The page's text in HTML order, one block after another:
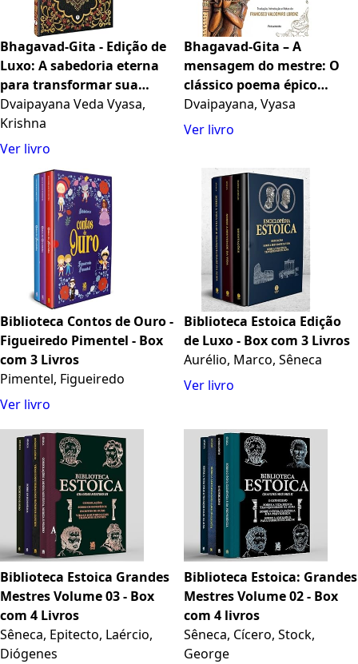
Bhagavad-Gita - Edição de
Luxo: A sabedoria eterna
para transformar sua
mente, espírito e seu
propósito
Dvaipayana Veda Vyasa,
Krishna
Ver livro
Bhagavad-Gita – A
mensagem do mestre: O
clássico poema épico
hindu que traz respostas
para as questões
Dvaipayana, Vyasa
Ver livro
Biblioteca Contos de Ouro -
Figueiredo Pimentel - Box
com 3 Livros
Pimentel, Figueiredo
Ver livro
Biblioteca Estoica Edição
de Luxo - Box com 3 Livros
Aurélio, Marco, Sêneca
Ver livro
Biblioteca Estoica Grandes
Mestres Volume 03 - Box
com 4 Livros
Sêneca, Epitecto, Laércio,
Diógenes
Biblioteca Estoica: Grandes
Mestres Volume 02 - Box
com 4 livros
Sêneca, Cícero, Stock,
George